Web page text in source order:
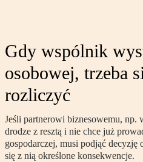
Gdy wspólnik
osobowej, trzeba
rozliczyć
Jeśli partnerowi biznesowemu, np.
drodze z resztą i nie chce już
gospodarczej, musi podjąć decyzję
się z nią określone konsekwencje.